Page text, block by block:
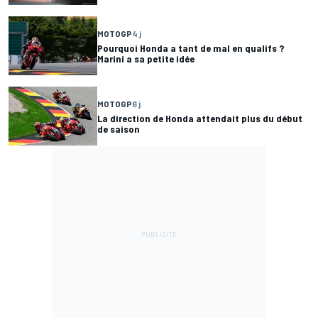
MOTOGP4 j
Pourquoi Honda a tant de mal en qualifs ?
Marini a sa petite idée
MOTOGP6 j
La direction de Honda attendait plus du début
de saison